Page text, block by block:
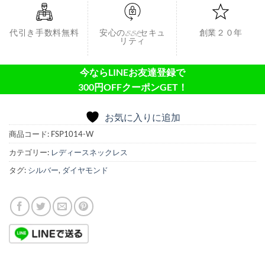
代引き手数料無料
安心のSSLセキュ
リティ
創業２０年
今ならLINEお友達登録で
300円OFFクーポンGET！
お気に入りに追加
商品コード: FSP1014-W
カテゴリー: レディースネックレス
タグ: シルバー, ダイヤモンド